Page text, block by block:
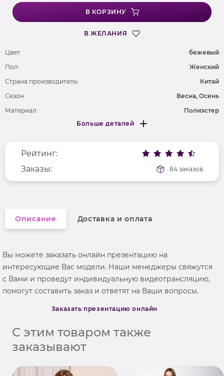
В КОРЗИНУ
В ЖЕЛАНИЯ
Цвет:
бежевый
Пол:
Женский
Страна производитель:
Китай
Сезон:
Весна, Осень
Материал:
Полиэстер
Рисунок
без рисунка
Вырез горловины
отложной воротник
Фактура материала
кожаный
Больше деталей
Меньше деталей
Рейтинг:
Заказы:
84 заказов
Описание Доставка и оплата
Вы можете заказать онлайн презентацию на
интересующие Вас модели. Наши менеджеры свяжутся
с Вами и проведут индивидуальную видеотрансляцию,
помогут составить заказ и ответят на Ваши вопросы.
Заказать презентацию онлайн
С этим товаром также
заказывают